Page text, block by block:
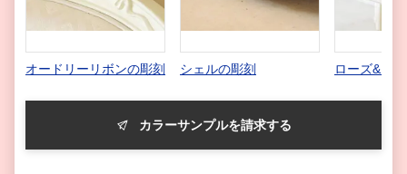
オードリーリボンの彫刻 シェルの彫刻 ローズ&リ
カラーサンプルを請求する